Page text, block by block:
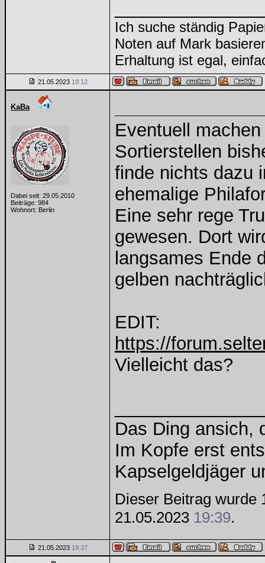
Ich suche ständig
Noten auf Mark
Erhaltung ist egal,
21.05.2023 19:12
KaBa
Dabei seit: 29.05.2010
Beiträge: 984
Wohnort: Berlin
Eventuell
Sortierstellen
finde nichts dazu
ehemalige
Eine sehr rege
gewesen. Dort
langsames Ende
gelben
EDIT:
https://
Vielleicht das?
Das Ding ansich,
Im Kopfe erst
Kapselgeldjäger
Dieser Beitrag wurde
21.05.2023 19:39.
21.05.2023 19:37